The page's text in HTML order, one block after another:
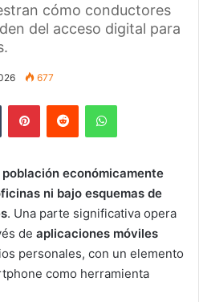
cómo conductores
del acceso digital para
677
población económicamente
ni bajo esquemas de
. Una parte significativa opera
de aplicaciones móviles
personales, con un elemento
como herramienta